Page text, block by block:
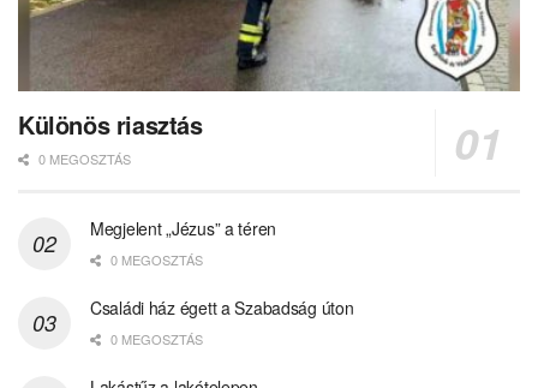
Különös riasztás
0 MEGOSZTÁS
Megjelent „Jézus” a téren
0 MEGOSZTÁS
Családi ház égett a Szabadság úton
0 MEGOSZTÁS